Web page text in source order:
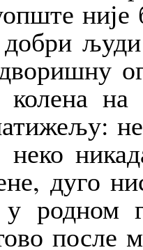
колена
неко
дуго
родном
после